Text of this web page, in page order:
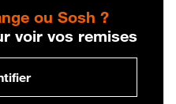
ou Sosh ?
voir vos remises